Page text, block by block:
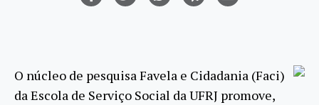
O núcleo de pesquisa Favela e Cidadania (Faci)
da Escola de Serviço Social da UFRJ promove,